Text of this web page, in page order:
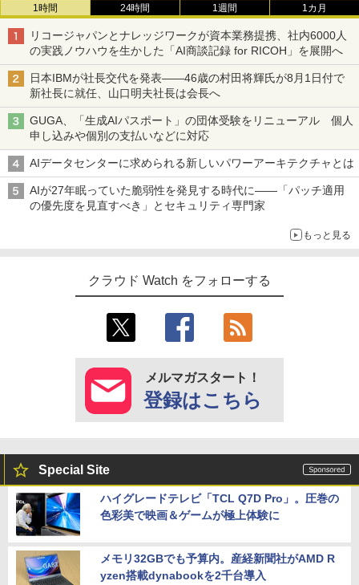
1時間 24時間 1週間 1カ月
リコージャパンとナレッジワークが資本業務提携、社内6000人
の実践ノウハウを生かした「AI商談記録 for RICOH」を展開へ
日本IBMが社長交代を発表――46歳の村田将輝氏が8月1日付で
新社長に就任、山口明夫社長は会長へ
GUGA、「生成AIパスポート」の団体受験をリニューアル 個人
申し込みや個別の支払いなどに対応
AIデータセンターに求められる新しいパワーアーキテクチャとは
AIが27年眠っていた脆弱性を発見する時代に――「パッチ適用
の優先度を見直すべき」とセキュリティ専門家
もっと見る
クラウド Watch をフォローする
メルマガスタート！
登録はこちら
Special Site
ハイグレードテレビ「TCL Q7D Pro」。圧巻の
色彩美で映画＆ゲームが極上体験に
メモリ32GBでも予算内。産経新聞社がAMD R
yzen搭載dynabookを2千台導入